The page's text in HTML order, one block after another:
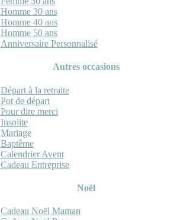
Homme 30 ans
Homme 40 ans
Homme 50 ans
Anniversaire Personnalisé
Autres occasions
Départ à la retraite
Pot de départ
Pour dire merci
Insolite
Mariage
Baptême
Calendrier Avent
Cadeau Entreprise
Noël
Cadeau Noël Maman